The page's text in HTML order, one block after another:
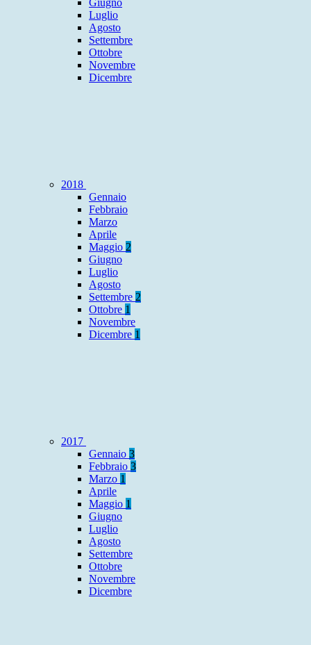
Giugno
Luglio
Agosto
Settembre
Ottobre
Novembre
Dicembre
2018
Gennaio
Febbraio
Marzo
Aprile
Maggio 2
Giugno
Luglio
Agosto
Settembre 2
Ottobre 1
Novembre
Dicembre 1
2017
Gennaio 3
Febbraio 3
Marzo 1
Aprile
Maggio 1
Giugno
Luglio
Agosto
Settembre
Ottobre
Novembre
Dicembre